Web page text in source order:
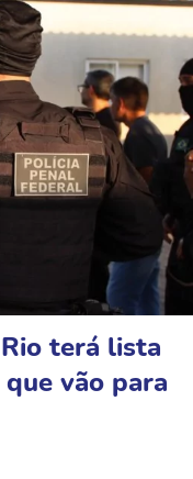
terá lista
vão para